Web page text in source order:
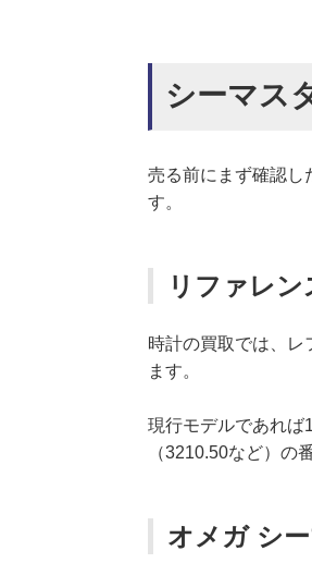
シーマス
売る前にまず確認し
す。
リファレ
時計の買取では、レ
ます。
現行モデルであれば
（3210.50など）の
オメガ シ